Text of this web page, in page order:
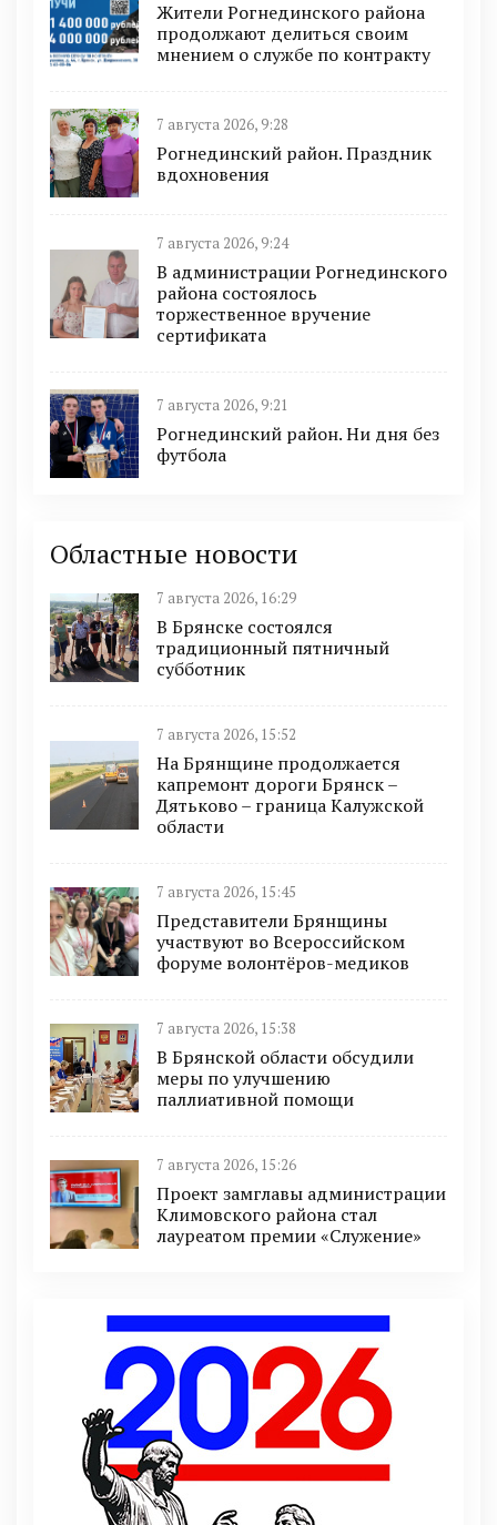
Жители Рогнединского района
продолжают делиться своим
мнением о службе по контракту
7 августа 2026, 9:28
Рогнединский район. Праздник
вдохновения
7 августа 2026, 9:24
В администрации Рогнединского
района состоялось
торжественное вручение
сертификата
7 августа 2026, 9:21
Рогнединский район. Ни дня без
футбола
Областные новости
7 августа 2026, 16:29
В Брянске состоялся
традиционный пятничный
субботник
7 августа 2026, 15:52
На Брянщине продолжается
капремонт дороги Брянск –
Дятьково – граница Калужской
области
7 августа 2026, 15:45
Представители Брянщины
участвуют во Всероссийском
форуме волонтёров-медиков
7 августа 2026, 15:38
В Брянской области обсудили
меры по улучшению
паллиативной помощи
7 августа 2026, 15:26
Проект замглавы администрации
Климовского района стал
лауреатом премии «Служение»